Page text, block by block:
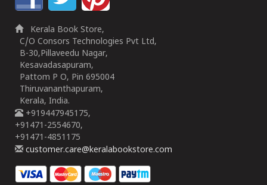
Kerala Book Store,
C/O Consors Technologies Pvt Ltd,
B-30,Pillaveedu Nagar,
Kesavadasapuram,
Pattom P O, Pin 695004
Thiruvananthapuram,
Kerala, India.
+919447945175,
+91471-2554670,
+91471-4851175
customer.care@keralabookstore.com